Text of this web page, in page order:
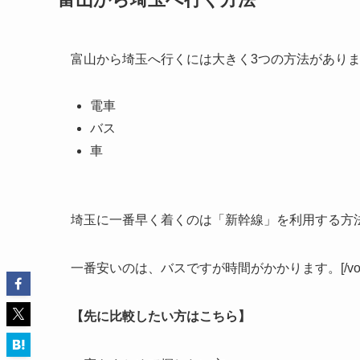
富山から埼玉へ行くには大きく3つの方法がありま
電車
バス
車
埼玉に一番早く着くのは「新幹線」を利用する方
一番安いのは、バスですが時間がかかります。[/
【先に比較したい方はこちら】